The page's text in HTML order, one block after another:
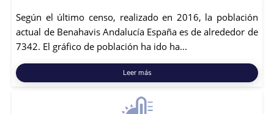
Según el último censo, realizado en 2016, la población
actual de Benahavis Andalucía España es de alrededor de
7342. El gráfico de población ha ido ha...
Leer más